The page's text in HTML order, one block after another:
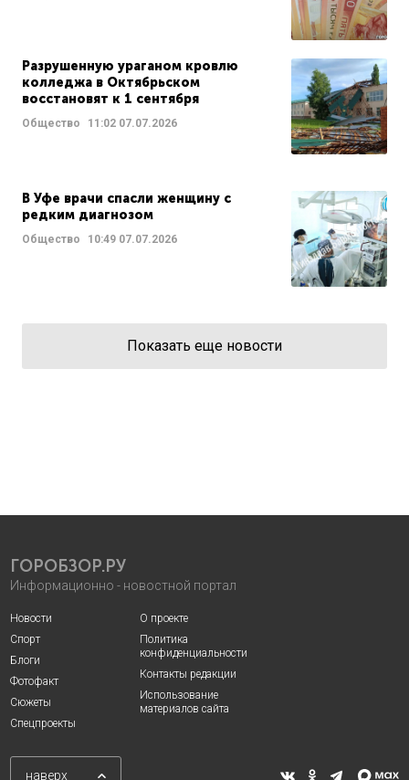
Разрушенную ураганом кровлю
колледжа в Октябрьском
восстановят к 1 сентября
Общество 11:02 07.07.2026
В Уфе врачи спасли женщину с
редким диагнозом
Общество 10:49 07.07.2026
Показать еще новости
ГОРОБЗОР.РУ
Информационно - новостной портал
Новости
Спорт
Блоги
Фотофакт
Сюжеты
Спецпроекты
О проекте
Политика
конфиденциальности
Контакты редакции
Использование
материалов сайта
наверх